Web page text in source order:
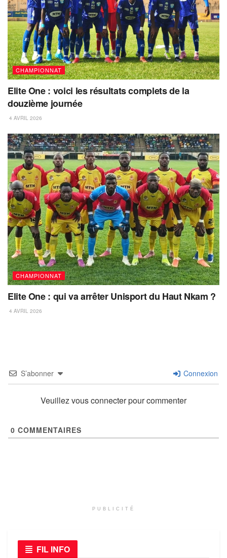
CHAMPIONNAT
Elite One : voici les résultats complets de la
douzième journée
4 AVRIL 2026
CHAMPIONNAT
Elite One : qui va arrêter Unisport du Haut Nkam ?
4 AVRIL 2026
S’abonner Connexion
Veuillez vous connecter pour commenter
0 COMMENTAIRES
PUBLICITÉ
FIL INFO